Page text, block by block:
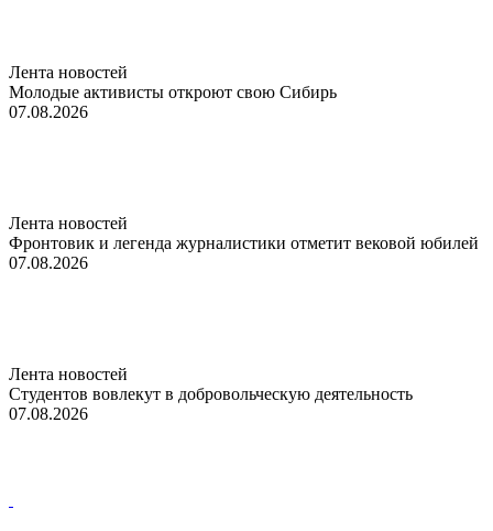
Лента новостей
Молодые активисты откроют свою Сибирь
07.08.2026
Лента новостей
Фронтовик и легенда журналистики отметит вековой юбилей
07.08.2026
Лента новостей
Студентов вовлекут в добровольческую деятельность
07.08.2026